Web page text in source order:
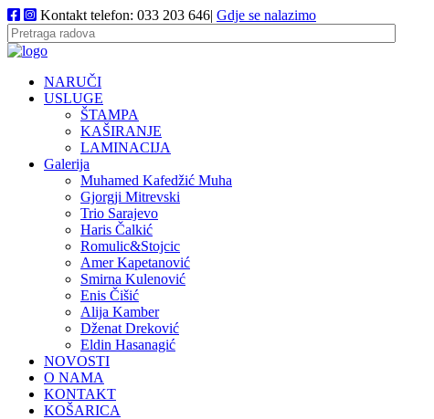
Kontakt telefon: 033 203 646| Gdje se nalazimo
NARUČI
USLUGE
ŠTAMPA
KAŠIRANJE
LAMINACIJA
Galerija
Muhamed Kafedžić Muha
Gjorgji Mitrevski
Trio Sarajevo
Haris Čalkić
Romulic&Stojcic
Amer Kapetanović
Smirna Kulenović
Enis Čišić
Alija Kamber
Dženat Dreković
Eldin Hasanagić
NOVOSTI
O NAMA
KONTAKT
KOŠARICA